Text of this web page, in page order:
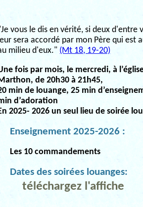
vous le dis en vérité, si deux d'entre
sera accordé par mon Père qui est
milieu d'eux." (Mt 18, 19-20)
fois par mois, le mercredi, à
de 20h30 à 21h45,
min de louange, 25 min
d’adoration
2025- 2026 un seul lieu de soirée
Enseignement 2025-2026 :
Les 10 commandements
Dates des soirées louanges:
téléchargez l'affiche